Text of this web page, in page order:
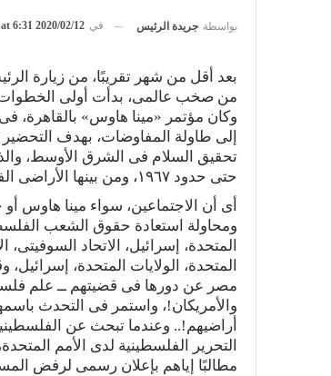
بواسطة جريدة الرئيس في 2020/02/12 at 6:31 مساءً
بعد أقل من شهر تقريبًا، من زيارة
من صخب عالمى، بدأت أولى
إلى طاولة المفاوضات، بهدف التحضير
تحقيق السلام فى الشرق الأوسط،
حتى حدود ١٩٦٧، ومن بينها الأراضى الفلسطينية وتقرير حق عودة اللاجئين.
أى أن الاجتماعين، سواء مينا هاوس
ومحاولة استعادة حقوق الشعب
المتحدة، إسرائيل، الاتحاد
المتحدة، الولايات المتحدة،
مصر عن دورها فى قضيتهم ــ علم
والأمريكان!، واستمر فى التحدث
أراضيهم!.. وعندما تبحث عن
التحرير الفلسطينية لدى الأمم
مطالبًا إياهم بإعلان رسمى لرفض